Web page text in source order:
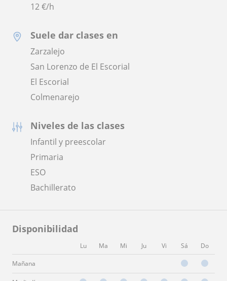
12€/h
Suele dar clases en
Zarzalejo
San Lorenzo de El Escorial
El Escorial
Colmenarejo
Niveles de las clases
Infantil y preescolar
Primaria
ESO
Bachillerato
Disponibilidad
Lu Ma Mi Ju Vi Sá Do
Mañana